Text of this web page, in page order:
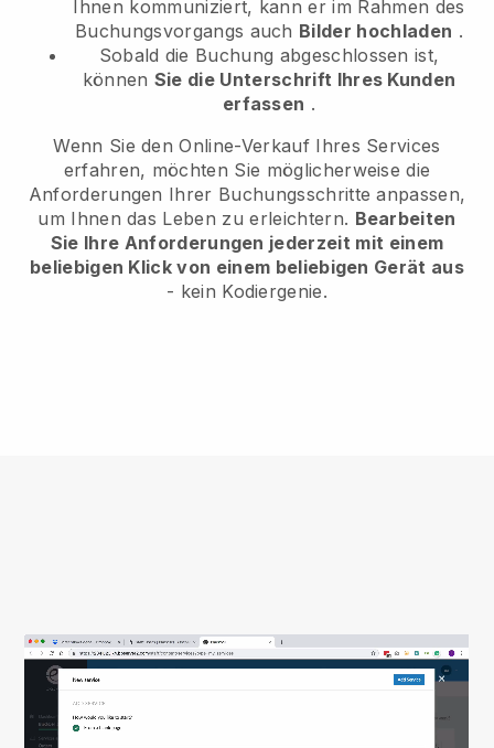
Ihnen kommuniziert, kann er im Rahmen des
Buchungsvorgangs auch Bilder hochladen .
Sobald die Buchung abgeschlossen ist,
können Sie die Unterschrift Ihres Kunden
erfassen .
Wenn Sie den Online-Verkauf Ihres Services
erfahren, möchten Sie möglicherweise die
Anforderungen Ihrer Buchungsschritte anpassen,
um Ihnen das Leben zu erleichtern. Bearbeiten
Sie Ihre Anforderungen jederzeit mit einem
beliebigen Klick von einem beliebigen Gerät aus
- kein Kodiergenie.